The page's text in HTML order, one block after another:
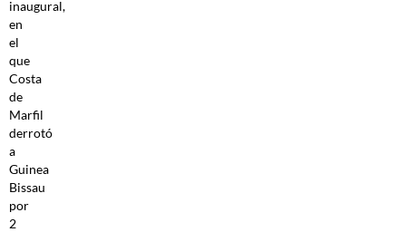
inaugural,
en
el
que
Costa
de
Marfil
derrotó
a
Guinea
Bissau
por
2